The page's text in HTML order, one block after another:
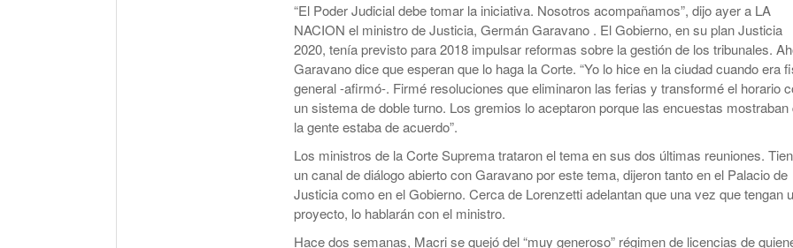
“El Poder Judicial debe tomar la iniciativa. Nosotros acompañamos”, dijo ayer a LA
NACION el ministro de Justicia, Germán Garavano . El Gobierno, en su plan Justicia
2020, tenía previsto para 2018 impulsar reformas sobre la gestión de los tribunales.
Garavano dice que esperan que lo haga la Corte. “Yo lo hice en la ciudad cuando era
general -afirmó-. Firmé resoluciones que eliminaron las ferias y transformé el horario
un sistema de doble turno. Los gremios lo aceptaron porque las encuestas mostraban
la gente estaba de acuerdo”.
Los ministros de la Corte Suprema trataron el tema en sus dos últimas reuniones.
un canal de diálogo abierto con Garavano por este tema, dijeron tanto en el Palacio de
Justicia como en el Gobierno. Cerca de Lorenzetti adelantan que una vez que tengan
proyecto, lo hablarán con el ministro.
Hace dos semanas, Macri se quejó del “muy generoso” régimen de licencias de